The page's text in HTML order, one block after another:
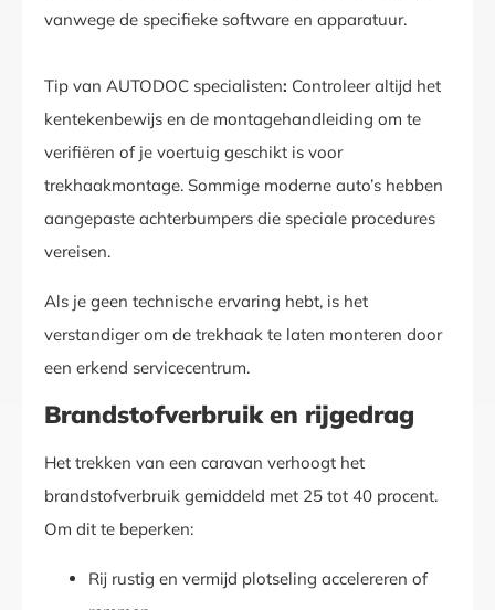
vanwege de specifieke software en apparatuur.
Tip van AUTODOC specialisten: Controleer altijd het
kentekenbewijs en de montagehandleiding om te
verifiëren of je voertuig geschikt is voor
trekhaakmontage. Sommige moderne auto’s hebben
aangepaste achterbumpers die speciale procedures
vereisen.
Als je geen technische ervaring hebt, is het
verstandiger om de trekhaak te laten monteren door
een erkend servicecentrum.
Brandstofverbruik en rijgedrag
Het trekken van een caravan verhoogt het
brandstofverbruik gemiddeld met 25 tot 40 procent.
Om dit te beperken:
Rij rustig en vermijd plotseling accelereren of